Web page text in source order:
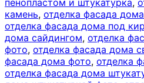
камень, отделка фасада
отделка фасада дома под
дома сайдингом, отделка
фото, отделка фасада дома
фасада дома фото, отделка
отделка фасада дома